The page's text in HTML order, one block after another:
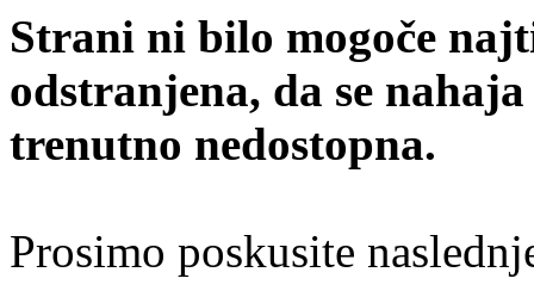
Strani ni bilo mogoče
odstranjena, da se
trenutno nedostopna.
Prosimo poskusite